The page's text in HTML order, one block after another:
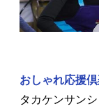
おしゃれ応援
タカケンサン